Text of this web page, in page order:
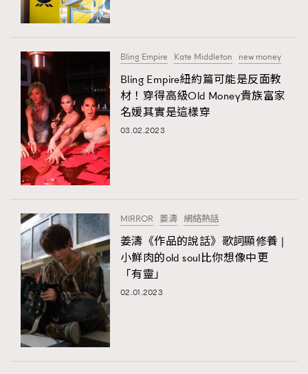
Bling Empire Kate Middleton new money
Bling Empire紐約篇可能是反面教
材！穿得高級Old Money貴族富家
名媛其實是這樣穿
03.02.2023
MIRROR 姜濤 網絡熱話
姜濤《作品的說話》歌詞顯修養 |
小鮮肉的old soul比你想像中更
「有靈」
02.01.2023